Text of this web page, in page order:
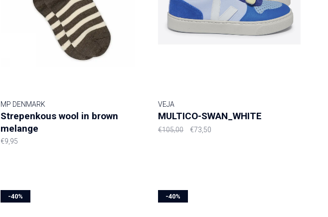
MP DENMARK
Strepenkous wool in brown
melange
€9,95
VEJA
MULTICO-SWAN_WHITE
€105,00 €73,50
-40% -40%